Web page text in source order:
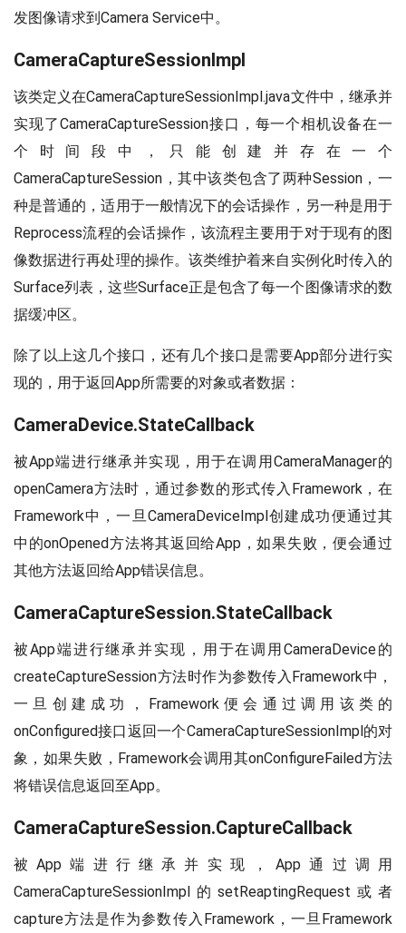
发图像请求到Camera Service中。
CameraCaptureSessionImpl
该类定义在CameraCaptureSessionImpl.java文件中，继承并
实现了CameraCaptureSession接口，每一个相机设备在一
个时间段中，只能创建并存在一个
CameraCaptureSession，其中该类包含了两种Session，一
种是普通的，适用于一般情况下的会话操作，另一种是用于
Reprocess流程的会话操作，该流程主要用于对于现有的图
像数据进行再处理的操作。该类维护着来自实例化时传入的
Surface列表，这些Surface正是包含了每一个图像请求的数
据缓冲区。
除了以上这几个接口，还有几个接口是需要App部分进行实
现的，用于返回App所需要的对象或者数据：
CameraDevice.StateCallback
被App端进行继承并实现，用于在调用CameraManager的
openCamera方法时，通过参数的形式传入Framework，在
Framework中，一旦CameraDeviceImpl创建成功便通过其
中的onOpened方法将其返回给App，如果失败，便会通过
其他方法返回给App错误信息。
CameraCaptureSession.StateCallback
被App端进行继承并实现，用于在调用CameraDevice的
createCaptureSession方法时作为参数传入Framework中，
一旦创建成功，Framework便会通过调用该类的
onConfigured接口返回一个CameraCaptureSessionImpl的对
象，如果失败，Framework会调用其onConfigureFailed方法
将错误信息返回至App。
CameraCaptureSession.CaptureCallback
被App端进行继承并实现，App通过调用
CameraCaptureSessionImpl的setReaptingRequest或者
capture方法是作为参数传入Framework，一旦Framework